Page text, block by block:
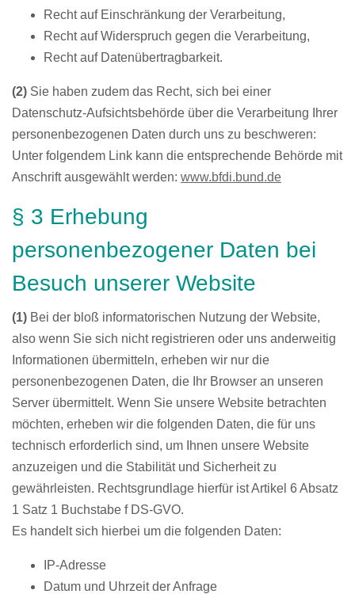
Recht auf Einschränkung der Verarbeitung,
Recht auf Widerspruch gegen die Verarbeitung,
Recht auf Datenübertragbarkeit.
(2) Sie haben zudem das Recht, sich bei einer
Datenschutz-Aufsichtsbehörde über die Verarbeitung Ihrer
personenbezogenen Daten durch uns zu beschweren:
Unter folgendem Link kann die entsprechende Behörde mit
Anschrift ausgewählt werden: www.bfdi.bund.de
§ 3 Erhebung
personenbezogener Daten bei
Besuch unserer Website
(1) Bei der bloß informatorischen Nutzung der Website,
also wenn Sie sich nicht registrieren oder uns anderweitig
Informationen übermitteln, erheben wir nur die
personenbezogenen Daten, die Ihr Browser an unseren
Server übermittelt. Wenn Sie unsere Website betrachten
möchten, erheben wir die folgenden Daten, die für uns
technisch erforderlich sind, um Ihnen unsere Website
anzuzeigen und die Stabilität und Sicherheit zu
gewährleisten. Rechtsgrundlage hierfür ist Artikel 6 Absatz
1 Satz 1 Buchstabe f DS-GVO.
Es handelt sich hierbei um die folgenden Daten:
IP-Adresse
Datum und Uhrzeit der Anfrage